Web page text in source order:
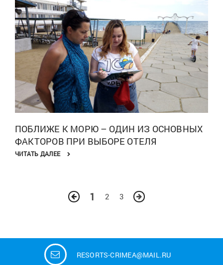
ПОБЛИЖЕ К МОРЮ – ОДИН ИЗ ОСНОВНЫХ
ФАКТОРОВ ПРИ ВЫБОРЕ ОТЕЛЯ
ЧИТАТЬ ДАЛЕЕ
1 2 3
RESORTS-CRIMEA@MAIL.RU